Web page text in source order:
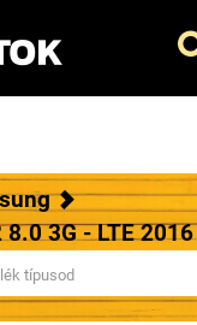
8.0 3G - LTE